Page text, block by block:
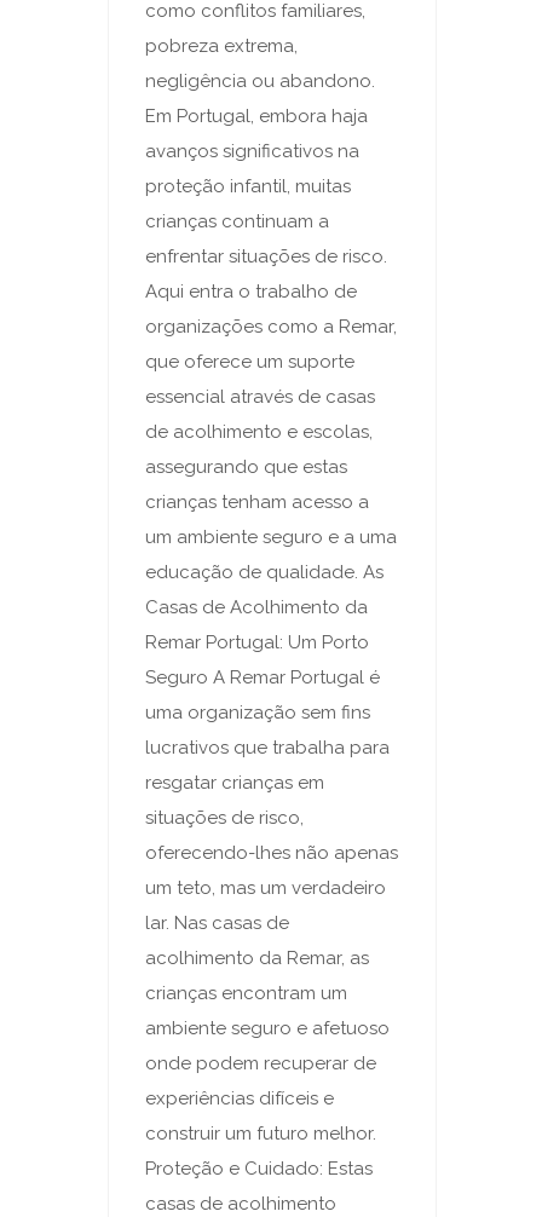
como conflitos familiares,
pobreza extrema,
negligência ou abandono.
Em Portugal, embora haja
avanços significativos na
proteção infantil, muitas
crianças continuam a
enfrentar situações de risco.
Aqui entra o trabalho de
organizações como a Remar,
que oferece um suporte
essencial através de casas
de acolhimento e escolas,
assegurando que estas
crianças tenham acesso a
um ambiente seguro e a uma
educação de qualidade. As
Casas de Acolhimento da
Remar Portugal: Um Porto
Seguro A Remar Portugal é
uma organização sem fins
lucrativos que trabalha para
resgatar crianças em
situações de risco,
oferecendo-lhes não apenas
um teto, mas um verdadeiro
lar. Nas casas de
acolhimento da Remar, as
crianças encontram um
ambiente seguro e afetuoso
onde podem recuperar de
experiências difíceis e
construir um futuro melhor.
Proteção e Cuidado: Estas
casas de acolhimento